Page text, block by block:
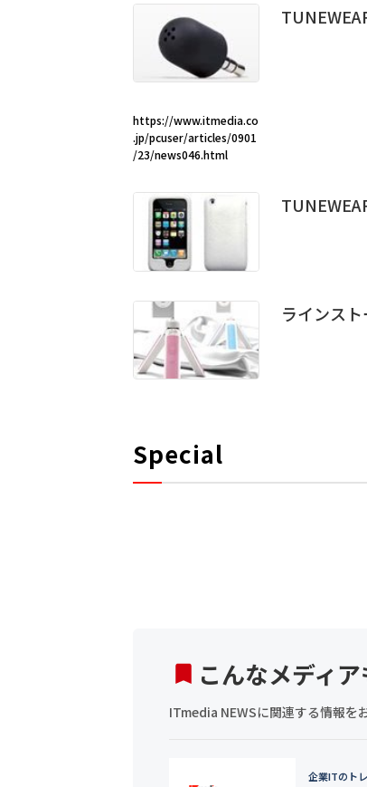
https://www.itmedia.co
.jp/pcuser/articles/0901
/23/news046.html
ラインス
Special
こんなメディ
ITmedia NEWSに関連する情報を
企業ITのト